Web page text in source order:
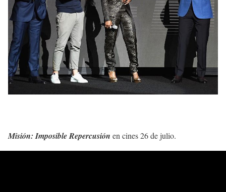
Misión: Imposible Repercusión en cines 26 de julio.